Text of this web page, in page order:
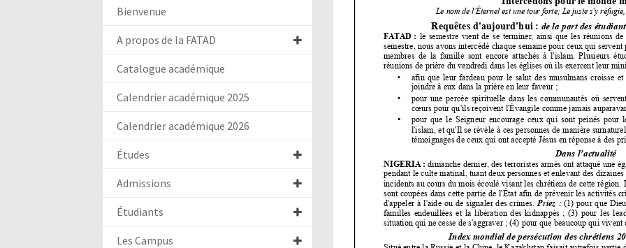
Bienvenue
A propos de la FATAD
Catalogue académique
Calendrier académique 2025
Calendrier académique 2026
Études
Admissions
Étudiants
Les Campus